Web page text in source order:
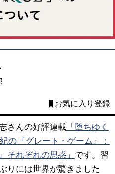
お気に入り登録
さんの好評連載 「堕ちゆく
の『グレート・ゲーム』：
それぞれの思惑」 です。習
りには世界が驚きました